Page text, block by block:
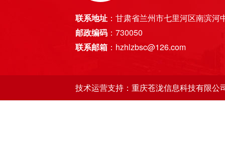
联系地址 ：甘肃省兰州市七里河区南滨河
邮政编码 ：730050
联系邮箱 ：hzhlzbsc@126.com
技术运营支持：重庆苍泷信息科技有限公